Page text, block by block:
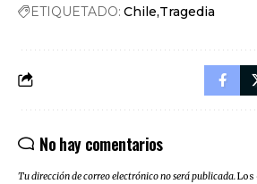
ETIQUETADO: Chile Tragedia
No hay comentarios
Tu dirección de correo electrónico no será publicada.Los